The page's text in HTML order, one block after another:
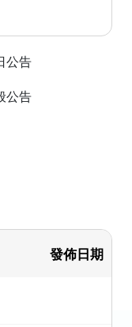
公告
公告
發佈日期